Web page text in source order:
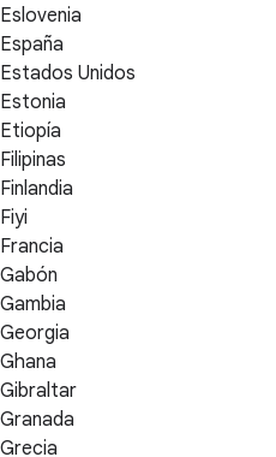
Eslovenia
España
Estados Unidos
Estonia
Etiopía
Filipinas
Finlandia
Fiyi
Francia
Gabón
Gambia
Georgia
Ghana
Gibraltar
Granada
Grecia